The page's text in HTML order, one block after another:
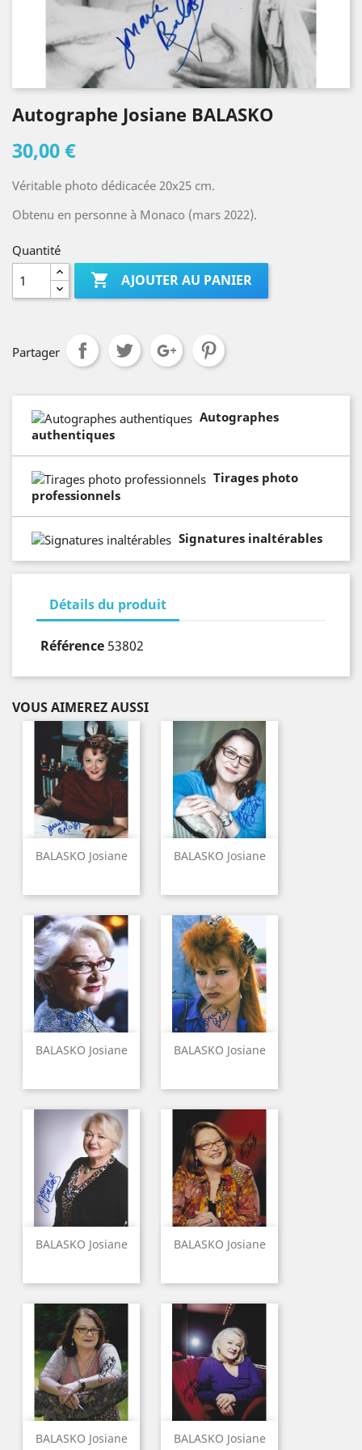
Autographe Josiane BALASKO
30,00 €
Véritable photo dédicacée 20x25 cm.
Obtenu en personne à Monaco (mars 2022).
Quantité
 AJOUTER AU PANIER
Partager
Autographes
authentiques
Tirages photo
professionnels
Signatures inaltérables
Détails du produit
Référence 53802
VOUS AIMEREZ AUSSI
BALASKO Josiane BALASKO Josiane
BALASKO Josiane BALASKO Josiane
BALASKO Josiane BALASKO Josiane
BALASKO Josiane BALASKO Josiane